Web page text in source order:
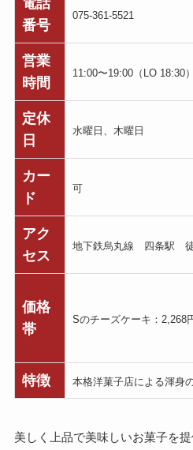
番号
075-361-5521
営業
時間
11:00〜19:00（LO 18:30）
定休
日
水曜日、木曜日
カー
ド
可
アク
セス
地下鉄烏丸線 四条駅
価格
帯
Sのチーズケーキ：2,268
特徴 本格洋菓子店による渾身
美しく上品で美味しいお菓子を